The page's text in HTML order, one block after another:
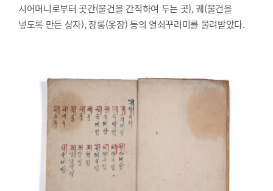
시어머니로부터 곳간(물건을 간직하여 두는 곳), 궤(물건을
넣도록 만든 상자), 장롱(옷장) 등의 열쇠꾸러미를 물려받았다.